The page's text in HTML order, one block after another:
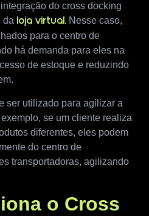
do cross docking
da loja virtual. Nesse caso,
para o centro de
há demanda para eles na
de estoque e reduzindo
ser utilizado para agilizar a
se um cliente realiza
diferentes, eles podem
do centro de
transportadoras, agilizando
o Cross